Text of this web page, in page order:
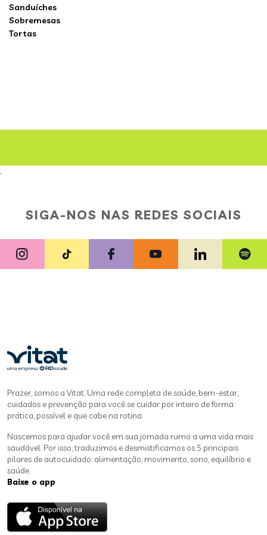
Sanduíches
Sobremesas
Tortas
;
SIGA-NOS NAS REDES SOCIAIS
Prazer, somos a Vitat. Uma rede completa de saúde, bem-estar,
cuidados e prevenção para você se cuidar por inteiro de forma
prática, possível e que cabe na rotina.
Nascemos para ajudar você em sua jornada rumo a uma vida mais
saudável. Por isso, traduzimos e desmistificamos os 5 principais
pilares de autocuidado: alimentação, movimento, sono, equilíbrio e
saúde.
Baixe o app